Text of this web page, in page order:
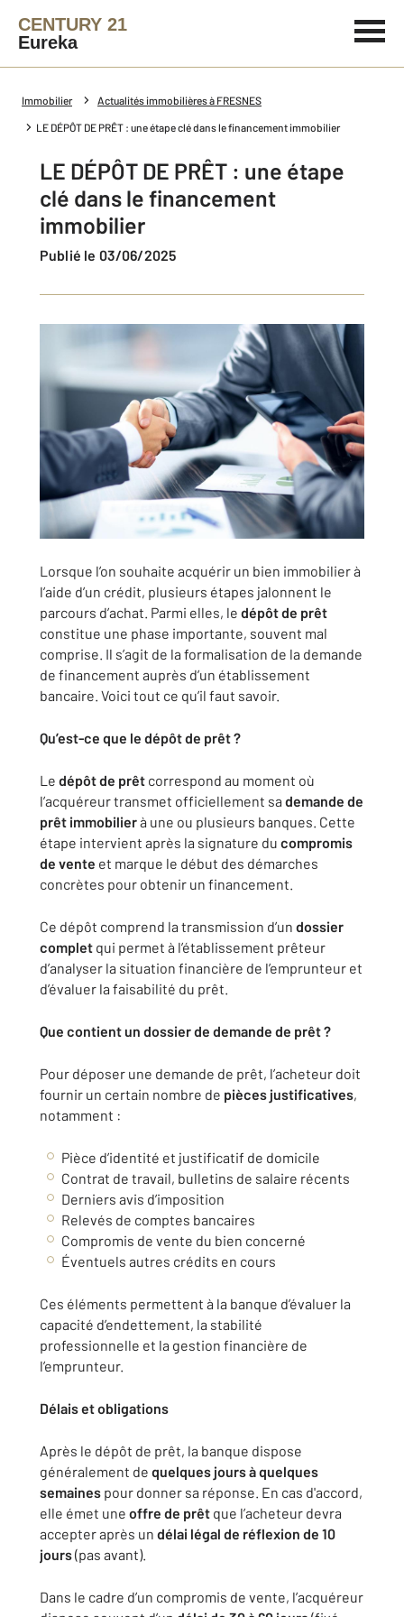
CENTURY 21
Eureka
Immobilier Actualités immobilières à FRESNES
LE DÉPÔT DE PRÊT : une étape clé dans le financement immobilier
LE DÉPÔT DE PRÊT : une étape
clé dans le financement
immobilier
Publié le 03/06/2025
Lorsque l’on souhaite acquérir un bien immobilier à
l’aide d’un crédit, plusieurs étapes jalonnent le
parcours d’achat. Parmi elles, le dépôt de prêt
constitue une phase importante, souvent mal
comprise. Il s’agit de la formalisation de la demande
de financement auprès d’un établissement
bancaire. Voici tout ce qu’il faut savoir.
Qu’est-ce que le dépôt de prêt ?
Le dépôt de prêt correspond au moment où
l’acquéreur transmet officiellement sa demande de
prêt immobilierà une ou plusieurs banques. Cette
étape intervient après la signature du compromis
de vente et marque le début des démarches
concrètes pour obtenir un financement.
Ce dépôt comprend la transmission d’un dossier
complet qui permet à l’établissement prêteur
d’analyser la situation financière de l’emprunteur et
d’évaluer la faisabilité du prêt.
Que contient un dossier de demande de prêt ?
Pour déposer une demande de prêt, l’acheteur doit
fournir un certain nombre de pièces justificatives,
notamment :
Pièce d’identité et justificatif de domicile
Contrat de travail, bulletins de salaire récents
Derniers avis d’imposition
Relevés de comptes bancaires
Compromis de vente du bien concerné
Éventuels autres crédits en cours
Ces éléments permettent à la banque d’évaluer la
capacité d’endettement, la stabilité
professionnelle et la gestion financière de
l’emprunteur.
Délais et obligations
Après le dépôt de prêt, la banque dispose
généralement de quelques jours à quelques
semaines pour donner sa réponse. En cas d'accord,
elle émet une offre de prêt que l’acheteur devra
accepter après un délai légal de réflexion de 10
jours(pas avant).
Dans le cadre d’un compromis de vente, l’acquéreur